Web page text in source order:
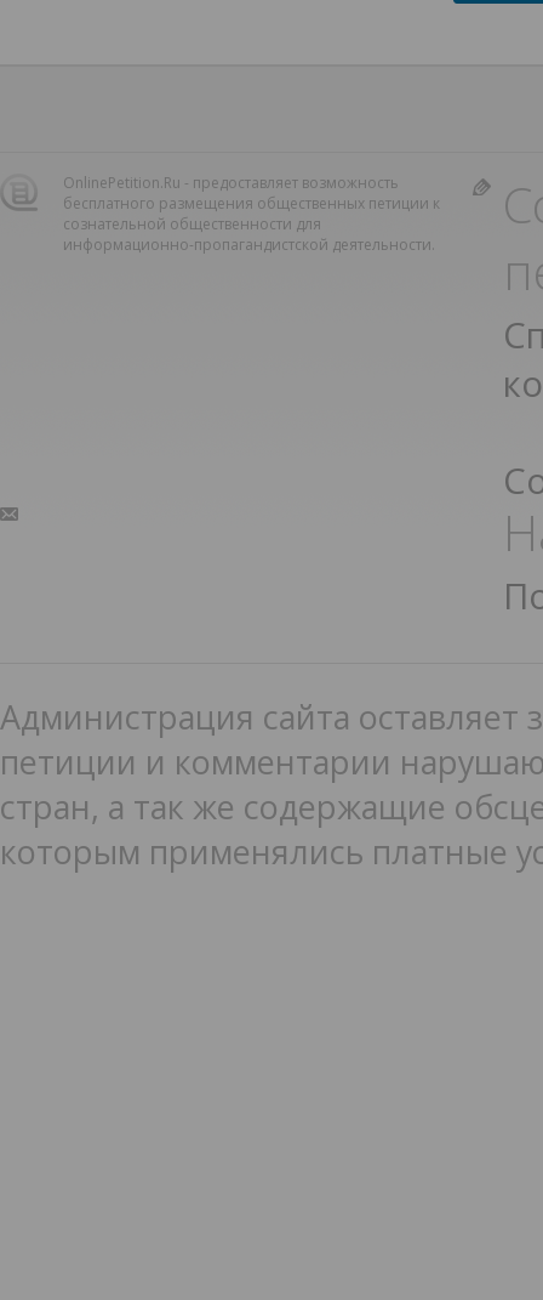
OnlinePetition.Ru - предоставляет возможность
бесплатного размещения общественных петиции к
сознательной общественности для
информационно-пропагандистской деятельности.
Администрация сайта оставляет
петиции и комментарии
стран, а так же содержащие
которым применялись платные